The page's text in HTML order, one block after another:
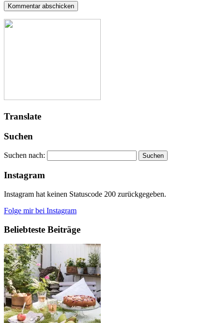
Translate
Suchen
Suchen nach:
Instagram
Instagram hat keinen Statuscode 200 zurückgegeben.
Folge mir bei Instagram
Beliebteste Beiträge